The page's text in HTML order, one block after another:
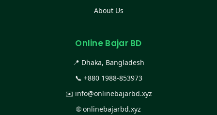
About Us
Online Bajar BD
📍 Dhaka, Bangladesh
📞 +880 1988-853973
✉️ info@onlinebajarbd.xyz
🌐onlinebajarbd.xyz